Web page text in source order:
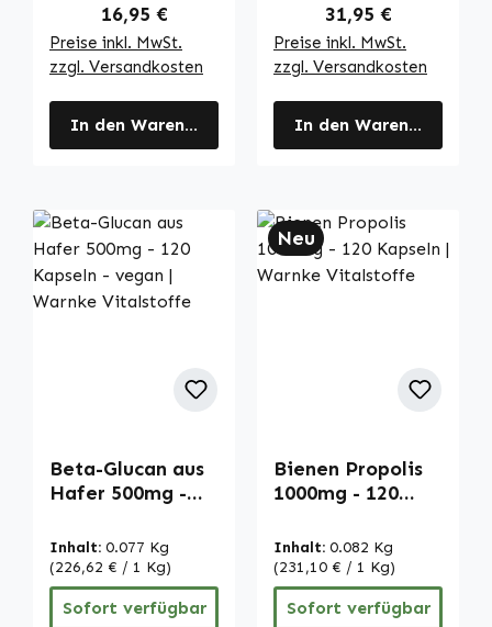
Regulärer Preis:
16,95 €
Preise inkl. MwSt.
zzgl. Versandkosten
In den Warenkorb
Regulärer Preis:
31,95 €
Preise inkl. MwSt.
zzgl. Versandkosten
In den Warenkorb
Beta-Glucan aus
Hafer 500mg -
vegan | Warnke
Vitalstoffe
Inhalt: 0.077 Kg
(226,62 € / 1 Kg)
Sofort verfügbar
Neu
Bienen Propolis
1000mg - 120
Vitalstoffe
Inhalt: 0.082 Kg
(231,10 € / 1 Kg)
Sofort verfügbar